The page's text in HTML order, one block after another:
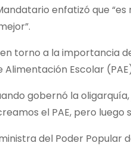
enfatizó que
torno a la importancia
Escolar
gobernó la
el PAE, pero
del Poder Popular